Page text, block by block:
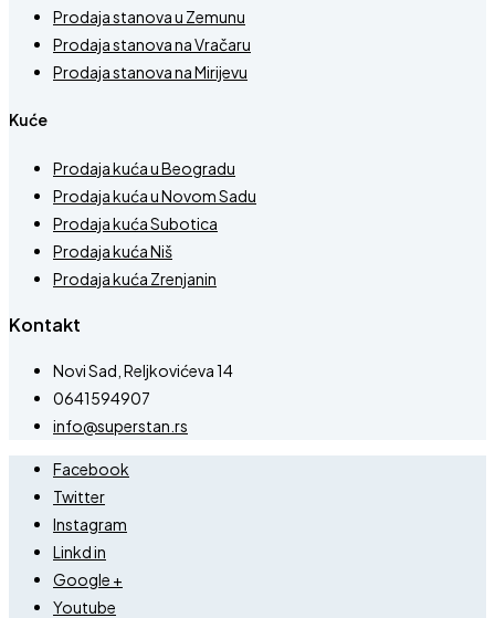
Prodaja stanova u Zemunu
Prodaja stanova na Vračaru
Prodaja stanova na Mirijevu
Kuće
Prodaja kuća u Beogradu
Prodaja kuća u Novom Sadu
Prodaja kuća Subotica
Prodaja kuća Niš
Prodaja kuća Zrenjanin
Kontakt
Novi Sad, Reljkovićeva 14
0641594907
info@superstan.rs
Facebook
Twitter
Instagram
Linkd in
Google +
Youtube